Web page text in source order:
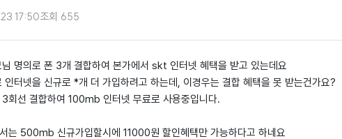
17:50조회 655
명의로 폰 3개 결합하여 본가에서 skt 인터넷 혜택을 받고 있는데요
인터넷을 신규로 *개 더 가입하려고 하는데, 이경우는 결합 혜택을 못 받는건가요?
3회선 결합하여 100mb 인터넷 무료로 사용중입니다.
는 500mb 신규가입할시에 11000원 할인혜택만 가능하다고 하네요